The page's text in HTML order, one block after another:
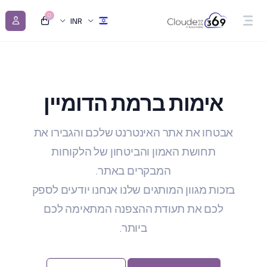
INR
אימות ברמת הדומיין
אבטחו את אתר האינטרנט שלכם והגבירו את
תחושת האמון והביטחון של הלקוחות
המבקרים באתר.
בזכות מגוון המותגים שלנו אנחנו יודעים לספק
לכם את תעודת ההצפנה המתאימה לכם
ביותר.